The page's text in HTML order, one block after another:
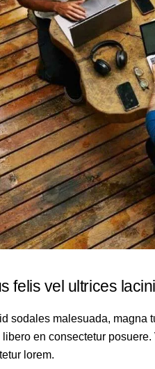
felis vel ultrices
sodales malesuada, magna
en consectetur
lorem.